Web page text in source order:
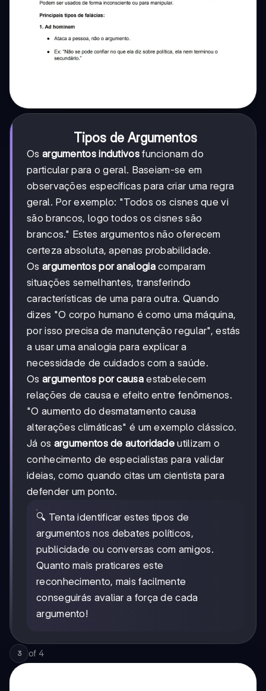
Tipos de Argumentos
Os argumentos indutivosfuncionam do
particular para o geral. Baseiam-se em
observações específicas para criar uma regra
geral. Por exemplo: "Todos os cisnes que vi
são brancos, logo todos os cisnes são
brancos." Estes argumentos não oferecem
certeza absoluta, apenas probabilidade.
Os argumentos por analogiacomparam
situações semelhantes, transferindo
características de uma para outra. Quando
dizes "O corpo humano é como uma máquina,
por isso precisa de manutenção regular", estás
a usar uma analogia para explicar a
necessidade de cuidados com a saúde.
Os argumentos por causaestabelecem
relações de causa e efeito entre fenômenos.
"O aumento do desmatamento causa
alterações climáticas" é um exemplo clássico.
Já os argumentos de autoridade utilizam o
conhecimento de especialistas para validar
ideias, como quando citas um cientista para
defender um ponto.
🔍 Tenta identificar estes tipos de
argumentos nos debates políticos,
publicidade ou conversas com amigos.
Quanto mais praticares este
reconhecimento, mais facilmente
conseguirás avaliar a força de cada
argumento!
3 of 4